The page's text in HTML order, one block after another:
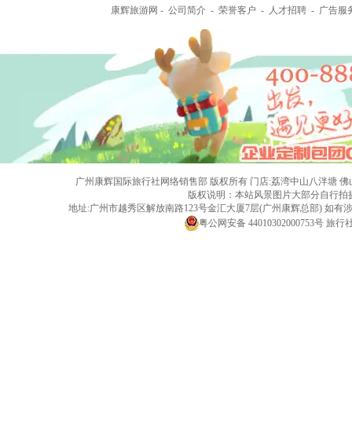
康辉旅游网 - 公司简介 - 荣誉客户 - 人才招聘 - 广告服
广州康辉国际旅行社网络销售部 版权所有 门店:荔湾中山八泮塘 佛
版权说明：本站风景图片大部分自行
地址:广州市越秀区解放南路123号金汇大厦7层(广州康辉总部) 如
粤公网安备 44010302000753号 旅行